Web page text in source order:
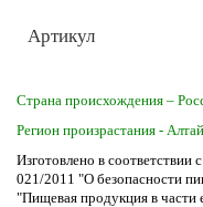
Артикул
Страна происхождения –
Регион произрастания -
Изготовлено в
021/2011 "О безопасности
"Пищевая продукция в части